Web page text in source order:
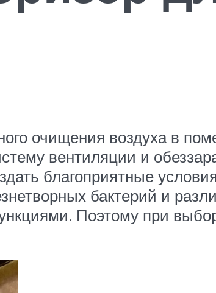
очищения воздуха в
вентиляции и
благоприятные
бактерий и
Поэтому при